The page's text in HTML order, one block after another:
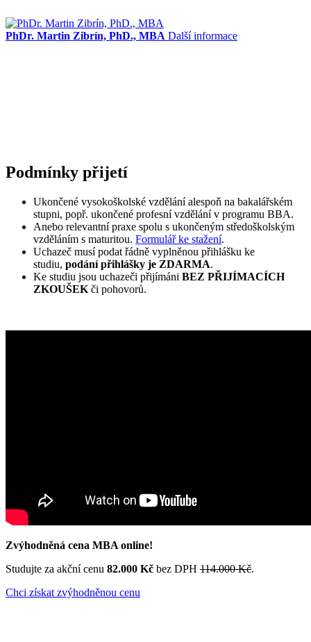
PhDr. Martin Zibrín, PhD., MBA Další informace
Podmínky přijetí
Ukončené vysokoškolské vzdělání alespoň na bakalářském
stupni, popř. ukončené profesní vzdělání v programu BBA.
Anebo relevantní praxe spolu s ukončeným středoškolským
vzděláním s maturitou. Formulář ke stažení.
Uchazeč musí podat řádně vyplněnou přihlášku ke
studiu, podání přihlášky je ZDARMA.
Ke studiu jsou uchazeči přijímáni BEZ PŘIJÍMACÍCH
ZKOUŠEK či pohovorů.
Zvýhodněná cena MBA online!
Studujte za akční cenu 82.000 Kč bez DPH 114.000 Kč.
Chci získat zvýhodněnou cenu